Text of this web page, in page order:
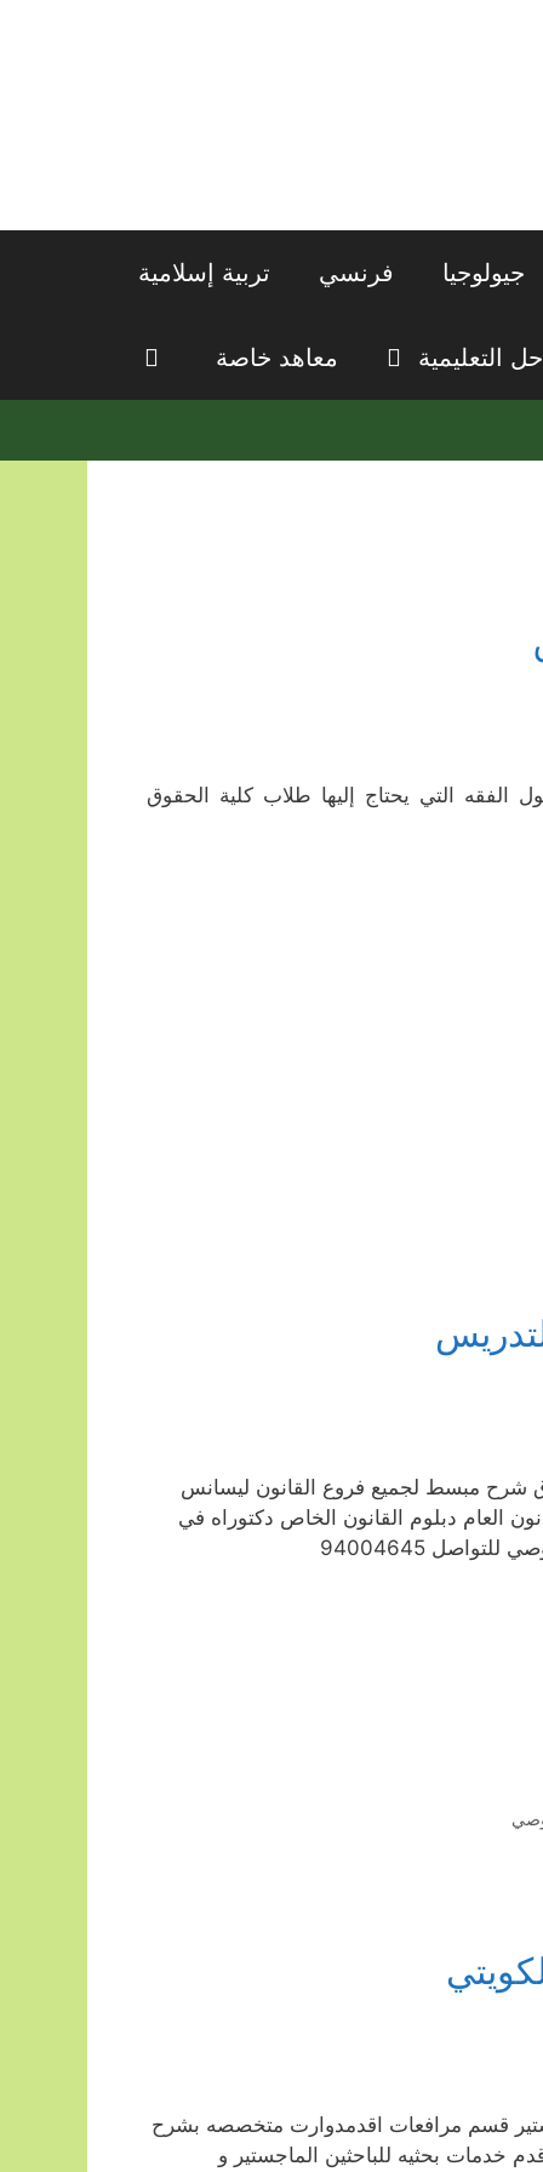
جيولوجيا فرنسي تربية إسلامية
التعليمية معاهد خاصة
التي يحتاج إليها طلاب كلية الحقوق
شرح مبسط لجميع فروع القانون ليسانس
العام دبلوم القانون الخاص دكتوراه في
94004645
قسم مرافعات اقدمدوارت متخصصه بشرح
خدمات بحثيه للباحثين الماجستير و